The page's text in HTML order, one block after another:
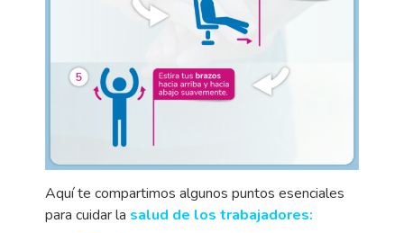
Aquí te compartimos algunos puntos esenciales
para cuidar la salud de los trabajadores: